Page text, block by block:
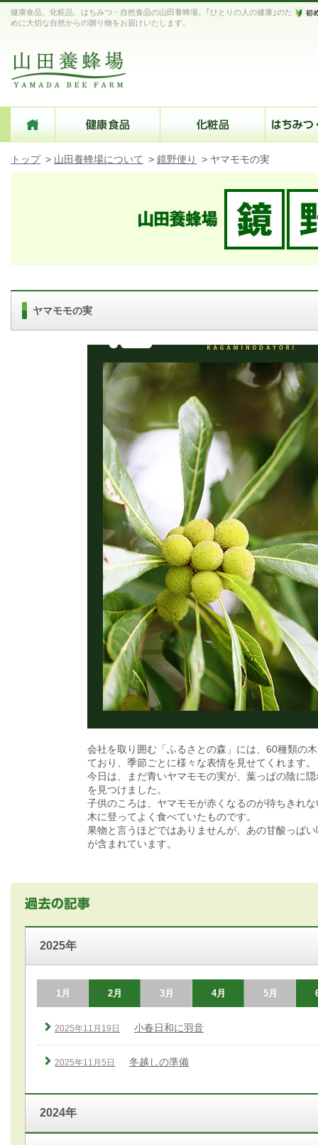
健康食品、化粧品、はちみつ・自然食品の山田養蜂場。｢ひとりの人の健康｣のた
めに大切な自然からの贈り物をお届けいたします。
トップ > 山田養蜂場について > 鏡野便り > ヤマモモの実
ヤマモモの実
会社を取り囲む「ふるさとの森」には、60種類の
ており、季節ごとに様々な表情を見せてくれます。
今日は、まだ青いヤマモモの実が、葉っぱの陰に
を見つけました。
子供のころは、ヤマモモが赤くなるのが待ちきれ
木に登ってよく食べていたものです。
果物と言うほどではありませんが、あの甘酸っぱ
が含まれています。
2025年
1月 2月 3月 4月 5月
2025年11月19日 小春日和に羽音
2025年11月5日 冬越しの準備
2024年